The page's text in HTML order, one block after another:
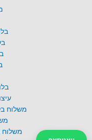
משלוח
משלוח